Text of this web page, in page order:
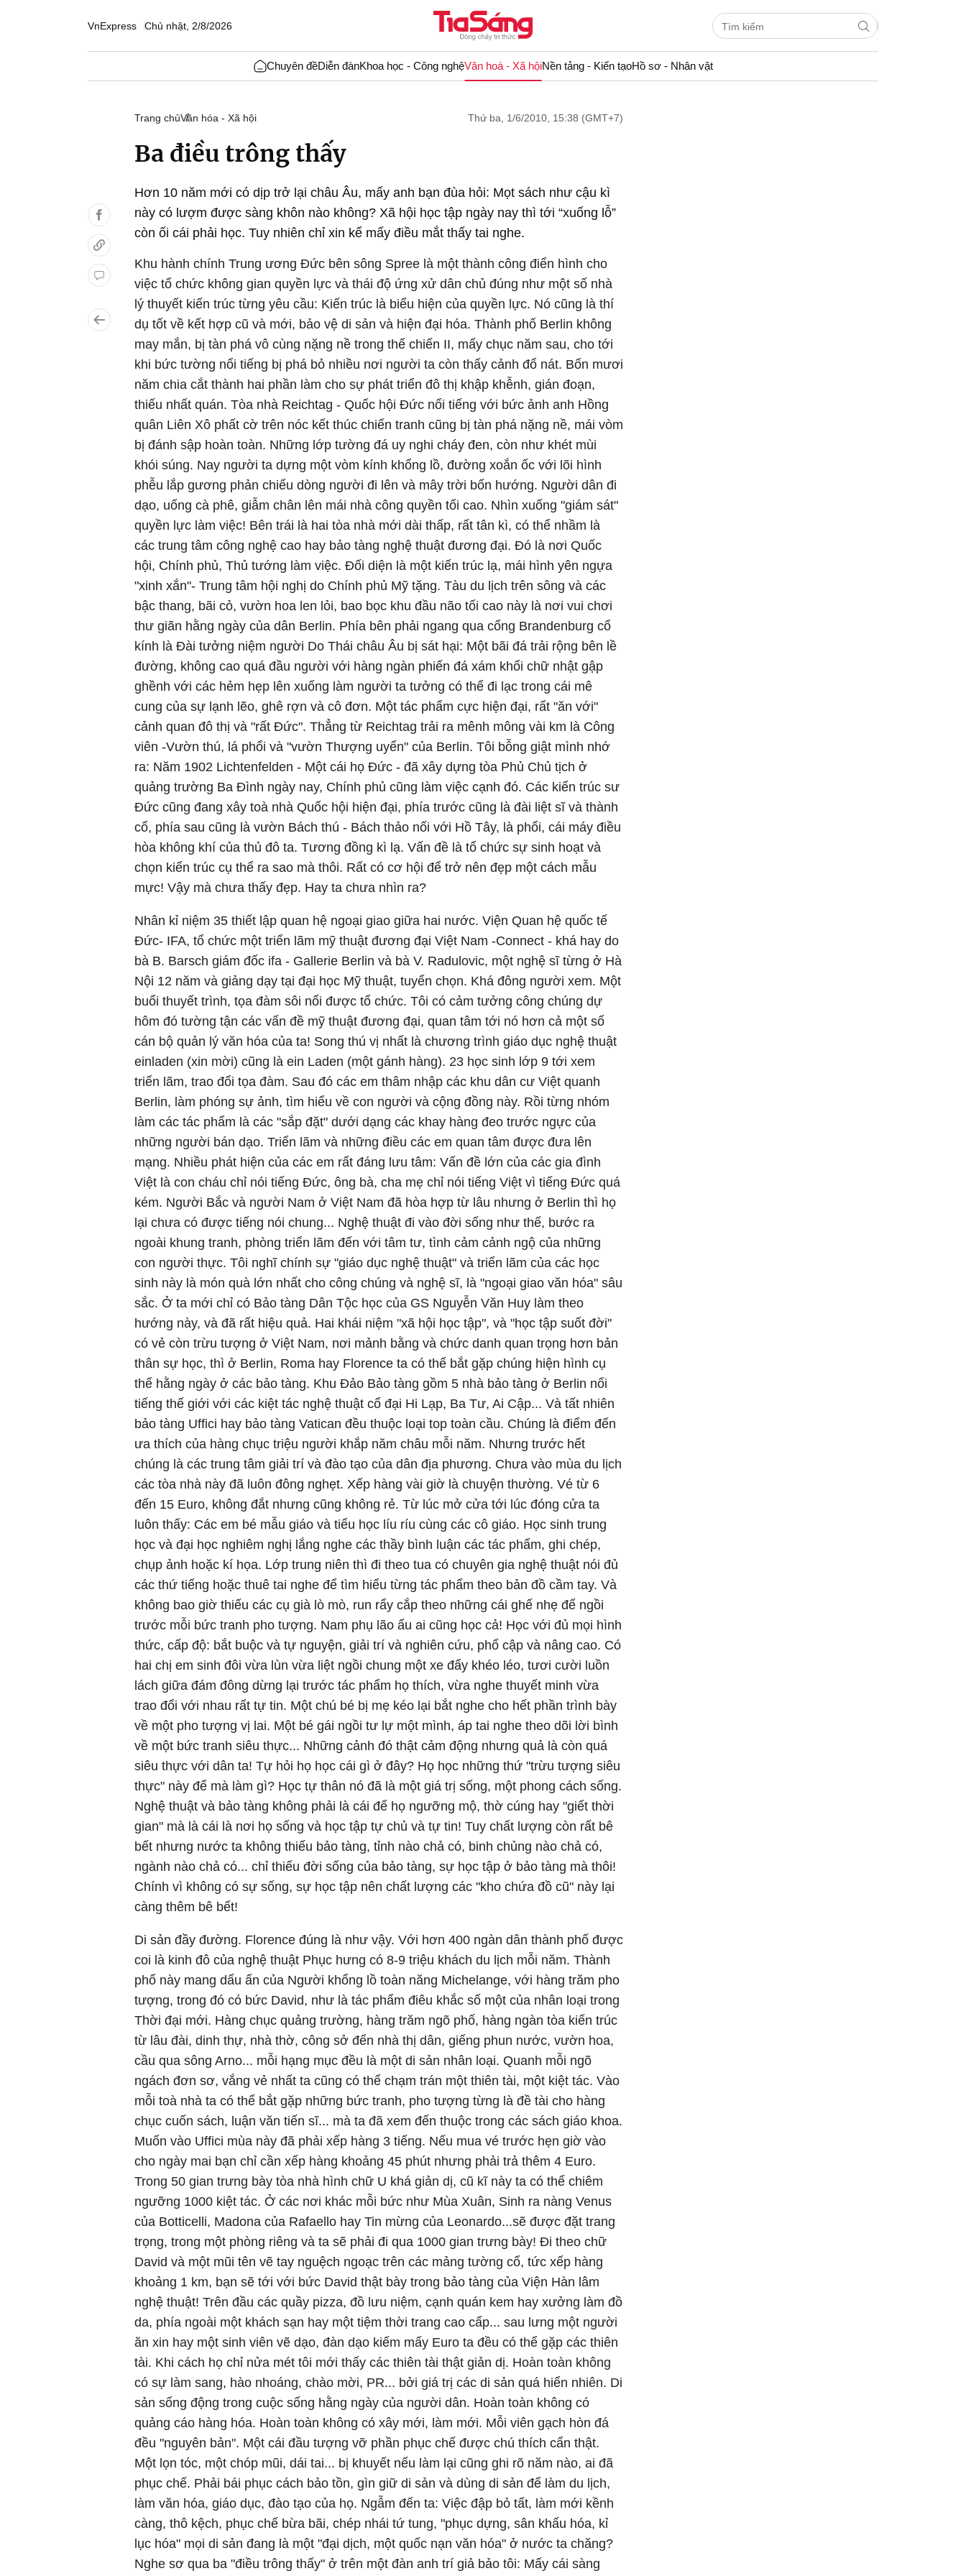
VnExpress Chủ nhật, 2/8/2026
Chuyên đềDiễn đànKhoa học - Công nghệVăn hoá - Xã hộiNền tảng - Kiến tạoHồ sơ - Nhân vật
Trang chủVăn hóa - Xã hội Thứ ba, 1/6/2010, 15:38 (GMT+7)
Ba điều trông thấy
Hơn 10 năm mới có dịp trở lại châu Âu, mấy anh bạn đùa hỏi: Mọt sách như cậu kì
này có lượm được sàng khôn nào không? Xã hội học tập ngày nay thì tới “xuống lỗ”
còn ối cái phải học. Tuy nhiên chỉ xin kể mấy điều mắt thấy tai nghe.
Khu hành chính Trung ương Đức bên sông Spree là một thành công điển hình cho
việc tổ chức không gian quyền lực và thái độ ứng xử dân chủ đúng như một số nhà
lý thuyết kiến trúc từng yêu cầu: Kiến trúc là biểu hiện của quyền lực. Nó cũng là thí
dụ tốt về kết hợp cũ và mới, bảo vệ di sản và hiện đại hóa. Thành phố Berlin không
may mắn, bị tàn phá vô cùng nặng nề trong thế chiến II, mấy chục năm sau, cho tới
khi bức tường nổi tiếng bị phá bỏ nhiều nơi người ta còn thấy cảnh đổ nát. Bốn mươi
năm chia cắt thành hai phần làm cho sự phát triển đô thị khập khễnh, gián đoạn,
thiếu nhất quán. Tòa nhà Reichtag - Quốc hội Đức nổi tiếng với bức ảnh anh Hồng
quân Liên Xô phất cờ trên nóc kết thúc chiến tranh cũng bị tàn phá nặng nề, mái vòm
bị đánh sập hoàn toàn. Những lớp tường đá uy nghi cháy đen, còn như khét mùi
khói súng. Nay người ta dựng một vòm kính khổng lồ, đường xoắn ốc với lõi hình
phễu lắp gương phản chiếu dòng người đi lên và mây trời bốn hướng. Người dân đi
dạo, uống cà phê, giẫm chân lên mái nhà công quyền tối cao. Nhìn xuống "giám sát"
quyền lực làm việc! Bên trái là hai tòa nhà mới dài thấp, rất tân kì, có thể nhầm là
các trung tâm công nghệ cao hay bảo tàng nghệ thuật đương đại. Đó là nơi Quốc
hội, Chính phủ, Thủ tướng làm việc. Đối diện là một kiến trúc lạ, mái hình yên ngựa
"xinh xắn"- Trung tâm hội nghị do Chính phủ Mỹ tặng. Tàu du lịch trên sông và các
bậc thang, bãi cỏ, vườn hoa len lỏi, bao bọc khu đầu não tối cao này là nơi vui chơi
thư giãn hằng ngày của dân Berlin. Phía bên phải ngang qua cổng Brandenburg cổ
kính là Đài tưởng niệm người Do Thái châu Âu bị sát hại: Một bãi đá trải rộng bên lề
đường, không cao quá đầu người với hàng ngàn phiến đá xám khối chữ nhật gập
ghềnh với các hẻm hẹp lên xuống làm người ta tưởng có thể đi lạc trong cái mê
cung của sự lạnh lẽo, ghê rợn và cô đơn. Một tác phẩm cực hiện đại, rất "ăn với"
cảnh quan đô thị và "rất Đức". Thẳng từ Reichtag trải ra mênh mông vài km là Công
viên -Vườn thú, lá phổi và "vườn Thượng uyển" của Berlin. Tôi bỗng giật mình nhớ
ra: Năm 1902 Lichtenfelden - Một cái họ Đức - đã xây dựng tòa Phủ Chủ tịch ở
quảng trường Ba Đình ngày nay, Chính phủ cũng làm việc cạnh đó. Các kiến trúc sư
Đức cũng đang xây toà nhà Quốc hội hiện đại, phía trước cũng là đài liệt sĩ và thành
cổ, phía sau cũng là vườn Bách thú - Bách thảo nối với Hồ Tây, là phổi, cái máy điều
hòa không khí của thủ đô ta. Tương đồng kì lạ. Vấn đề là tổ chức sự sinh hoạt và
chọn kiến trúc cụ thể ra sao mà thôi. Rất có cơ hội để trở nên đẹp một cách mẫu
mực! Vậy mà chưa thấy đẹp. Hay ta chưa nhìn ra?
Nhân kỉ niệm 35 thiết lập quan hệ ngoại giao giữa hai nước. Viện Quan hệ quốc tế
Đức- IFA, tổ chức một triển lãm mỹ thuật đương đại Việt Nam -Connect - khá hay do
bà B. Barsch giám đốc ifa - Gallerie Berlin và bà V. Radulovic, một nghệ sĩ từng ở Hà
Nội 12 năm và giảng dạy tại đại học Mỹ thuật, tuyển chọn. Khá đông người xem. Một
buổi thuyết trình, tọa đàm sôi nổi được tổ chức. Tôi có cảm tưởng công chúng dự
hôm đó tường tận các vấn đề mỹ thuật đương đại, quan tâm tới nó hơn cả một số
cán bộ quản lý văn hóa của ta! Song thú vị nhất là chương trình giáo dục nghệ thuật
einladen (xin mời) cũng là ein Laden (một gánh hàng). 23 học sinh lớp 9 tới xem
triển lãm, trao đổi tọa đàm. Sau đó các em thâm nhập các khu dân cư Việt quanh
Berlin, làm phóng sự ảnh, tìm hiểu về con người và cộng đồng này. Rồi từng nhóm
làm các tác phẩm là các "sắp đặt" dưới dạng các khay hàng đeo trước ngực của
những người bán dạo. Triển lãm và những điều các em quan tâm được đưa lên
mạng. Nhiều phát hiện của các em rất đáng lưu tâm: Vấn đề lớn của các gia đình
Việt là con cháu chỉ nói tiếng Đức, ông bà, cha mẹ chỉ nói tiếng Việt vì tiếng Đức quá
kém. Người Bắc và người Nam ở Việt Nam đã hòa hợp từ lâu nhưng ở Berlin thì họ
lại chưa có được tiếng nói chung... Nghệ thuật đi vào đời sống như thế, bước ra
ngoài khung tranh, phòng triển lãm đến với tâm tư, tình cảm cảnh ngộ của những
con người thực. Tôi nghĩ chính sự "giáo dục nghệ thuật" và triển lãm của các học
sinh này là món quà lớn nhất cho công chúng và nghệ sĩ, là "ngoại giao văn hóa" sâu
sắc. Ở ta mới chỉ có Bảo tàng Dân Tộc học của GS Nguyễn Văn Huy làm theo
hướng này, và đã rất hiệu quả. Hai khái niệm "xã hội học tập", và "học tập suốt đời"
có vẻ còn trừu tượng ở Việt Nam, nơi mảnh bằng và chức danh quan trọng hơn bản
thân sự học, thì ở Berlin, Roma hay Florence ta có thể bắt gặp chúng hiện hình cụ
thể hằng ngày ở các bảo tàng. Khu Đảo Bảo tàng gồm 5 nhà bảo tàng ở Berlin nổi
tiếng thế giới với các kiệt tác nghệ thuật cổ đại Hi Lạp, Ba Tư, Ai Cập... Và tất nhiên
bảo tàng Uffici hay bảo tàng Vatican đều thuộc loại top toàn cầu. Chúng là điểm đến
ưa thích của hàng chục triệu người khắp năm châu mỗi năm. Nhưng trước hết
chúng là các trung tâm giải trí và đào tạo của dân địa phương. Chưa vào mùa du lịch
các tòa nhà này đã luôn đông nghẹt. Xếp hàng vài giờ là chuyện thường. Vé từ 6
đến 15 Euro, không đắt nhưng cũng không rẻ. Từ lúc mở cửa tới lúc đóng cửa ta
luôn thấy: Các em bé mẫu giáo và tiểu học líu ríu cùng các cô giáo. Học sinh trung
học và đại học nghiêm nghị lắng nghe các thầy bình luận các tác phẩm, ghi chép,
chụp ảnh hoặc kí họa. Lớp trung niên thì đi theo tua có chuyên gia nghệ thuật nói đủ
các thứ tiếng hoặc thuê tai nghe để tìm hiểu từng tác phẩm theo bản đồ cầm tay. Và
không bao giờ thiếu các cụ già lò mò, run rẩy cắp theo những cái ghế nhẹ để ngồi
trước mỗi bức tranh pho tượng. Nam phụ lão ấu ai cũng học cả! Học với đủ mọi hình
thức, cấp độ: bắt buộc và tự nguyện, giải trí và nghiên cứu, phổ cập và nâng cao. Có
hai chị em sinh đôi vừa lùn vừa liệt ngồi chung một xe đẩy khéo léo, tươi cười luồn
lách giữa đám đông dừng lại trước tác phẩm họ thích, vừa nghe thuyết minh vừa
trao đổi với nhau rất tự tin. Một chú bé bị mẹ kéo lại bắt nghe cho hết phần trình bày
về một pho tượng vị lai. Một bé gái ngồi tư lự một mình, áp tai nghe theo dõi lời bình
về một bức tranh siêu thực... Những cảnh đó thật cảm động nhưng quả là còn quá
siêu thực với dân ta! Tự hỏi họ học cái gì ở đây? Họ học những thứ "trừu tượng siêu
thực" này để mà làm gì? Học tự thân nó đã là một giá trị sống, một phong cách sống.
Nghệ thuật và bảo tàng không phải là cái để họ ngưỡng mộ, thờ cúng hay "giết thời
gian" mà là cái là nơi họ sống và học tập tự chủ và tự tin! Tuy chất lượng còn rất bê
bết nhưng nước ta không thiếu bảo tàng, tỉnh nào chả có, binh chủng nào chả có,
ngành nào chả có... chỉ thiếu đời sống của bảo tàng, sự học tập ở bảo tàng mà thôi!
Chính vì không có sự sống, sự học tập nên chất lượng các "kho chứa đồ cũ" này lại
càng thêm bê bết!
Di sản đầy đường. Florence đúng là như vậy. Với hơn 400 ngàn dân thành phố được
coi là kinh đô của nghệ thuật Phục hưng có 8-9 triệu khách du lịch mỗi năm. Thành
phố này mang dấu ấn của Người khổng lồ toàn năng Michelange, với hàng trăm pho
tượng, trong đó có bức David, như là tác phẩm điêu khắc số một của nhân loại trong
Thời đại mới. Hàng chục quảng trường, hàng trăm ngõ phố, hàng ngàn tòa kiến trúc
từ lâu đài, dinh thự, nhà thờ, công sở đến nhà thị dân, giếng phun nước, vườn hoa,
cầu qua sông Arno... mỗi hạng mục đều là một di sản nhân loại. Quanh mỗi ngõ
ngách đơn sơ, vắng vẻ nhất ta cũng có thể chạm trán một thiên tài, một kiệt tác. Vào
mỗi toà nhà ta có thể bắt gặp những bức tranh, pho tượng từng là đề tài cho hàng
chục cuốn sách, luận văn tiến sĩ... mà ta đã xem đến thuộc trong các sách giáo khoa.
Muốn vào Uffici mùa này đã phải xếp hàng 3 tiếng. Nếu mua vé trước hẹn giờ vào
cho ngày mai bạn chỉ cần xếp hàng khoảng 45 phút nhưng phải trả thêm 4 Euro.
Trong 50 gian trưng bày tòa nhà hình chữ U khá giản dị, cũ kĩ này ta có thể chiêm
ngưỡng 1000 kiệt tác. Ở các nơi khác mỗi bức như Mùa Xuân, Sinh ra nàng Venus
của Botticelli, Madona của Rafaello hay Tin mừng của Leonardo...sẽ được đặt trang
trọng, trong một phòng riêng và ta sẽ phải đi qua 1000 gian trưng bày! Đi theo chữ
David và một mũi tên vẽ tay nguệch ngoạc trên các mảng tường cổ, tức xếp hàng
khoảng 1 km, bạn sẽ tới với bức David thật bày trong bảo tàng của Viện Hàn lâm
nghệ thuật! Trên đầu các quầy pizza, đồ lưu niệm, cạnh quán kem hay xưởng làm đồ
da, phía ngoài một khách sạn hay một tiệm thời trang cao cấp... sau lưng một người
ăn xin hay một sinh viên vẽ dạo, đàn dạo kiếm mấy Euro ta đều có thể gặp các thiên
tài. Khi cách họ chỉ nửa mét tôi mới thấy các thiên tài thật giản dị. Hoàn toàn không
có sự làm sang, hào nhoáng, chào mời, PR... bởi giá trị các di sản quá hiển nhiên. Di
sản sống động trong cuộc sống hằng ngày của người dân. Hoàn toàn không có
quảng cáo hàng hóa. Hoàn toàn không có xây mới, làm mới. Mỗi viên gạch hòn đá
đều "nguyên bản". Một cái đầu tượng vỡ phần phục chế được chú thích cẩn thật.
Một lọn tóc, một chóp mũi, dái tai... bị khuyết nếu làm lại cũng ghi rõ năm nào, ai đã
phục chế. Phải bái phục cách bảo tồn, gìn giữ di sản và dùng di sản để làm du lịch,
làm văn hóa, giáo dục, đào tạo của họ. Ngẫm đến ta: Việc đập bỏ tất, làm mới kềnh
càng, thô kệch, phục chế bừa bãi, chép nhái tứ tung, "phục dựng, sân khấu hóa, kỉ
lục hóa" mọi di sản đang là một "đại dịch, một quốc nạn văn hóa" ở nước ta chăng?
Nghe sơ qua ba "điều trông thấy" ở trên một đàn anh trí giả bảo tôi: Mấy cái sàng